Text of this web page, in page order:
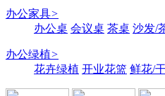
办公家具>
办公桌 会议桌 茶桌 沙发/
办公绿植>
花卉绿植 开业花篮 鲜花/